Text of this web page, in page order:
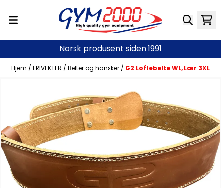
Norsk produsent siden 1991
Hjem / FRIVEKTER / Belter og hansker / G2 Løftebelte WL, Lær 3XL